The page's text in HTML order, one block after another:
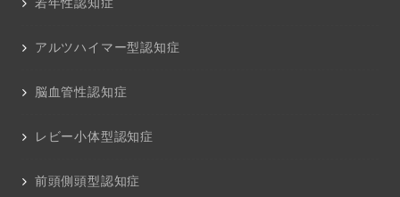
アルツハイマー型認知症
脳血管性認知症
レビー小体型認知症
前頭側頭型認知症